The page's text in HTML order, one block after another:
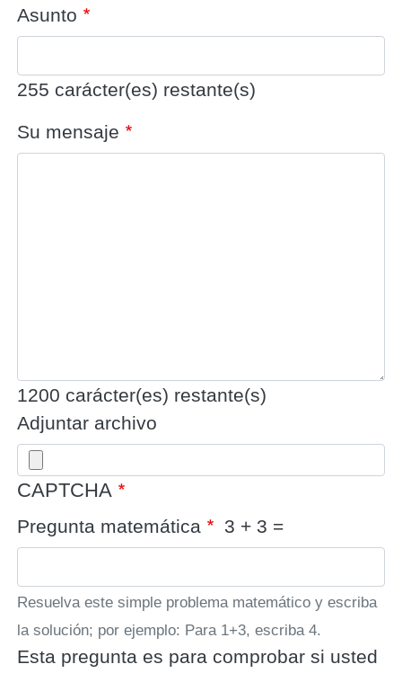
Asunto
255 carácter(es) restante(s)
Su mensaje
1200 carácter(es) restante(s)
Adjuntar archivo
CAPTCHA
Pregunta matemática 3 + 3 =
Resuelva este simple problema matemático y escriba
la solución; por ejemplo: Para 1+3, escriba 4.
Esta pregunta es para comprobar si usted